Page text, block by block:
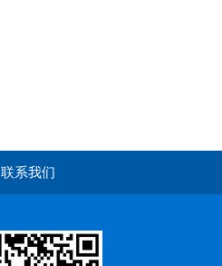
联系我们